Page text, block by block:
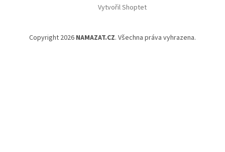
Vytvořil Shoptet
Copyright 2026 NAMAZAT.CZ. Všechna práva vyhrazena.